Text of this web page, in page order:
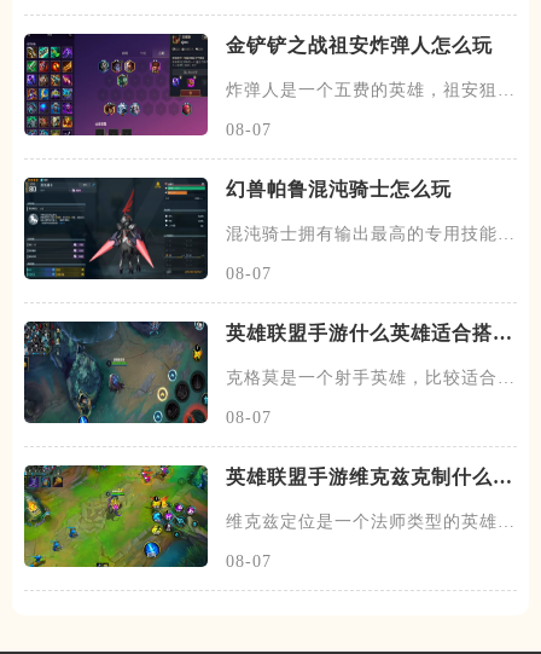
金铲铲之战祖安炸弹人怎么玩
炸弹人是一个五费的英雄，祖安狙神
08-07
幻兽帕鲁混沌骑士怎么玩
混沌骑士拥有输出最高的专用技能双
08-07
英雄联盟手游什么英雄适合搭配
克格莫是一个射手英雄，比较适合走
08-07
英雄联盟手游维克兹克制什么英
维克兹定位是一个法师类型的英雄，
08-07